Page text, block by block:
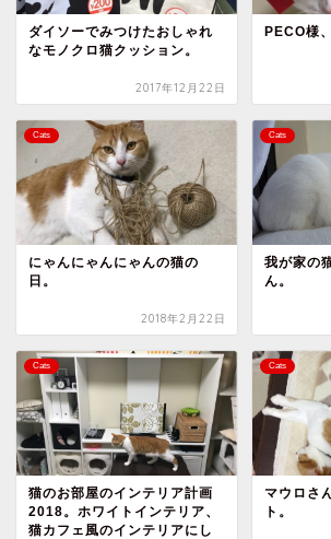
ダイソーでみつけたおしゃれ
なモノクロ猫クッション。
2017年12月22日
PECO様
Cats
にゃんにゃんにゃんの猫の
日。
2018年2月22日
Cats
我が家の
ん。
Cats
猫のお部屋のインテリア計画
2018。ホワイトインテリア、
猫カフェ風のインテリアにし
Cats
マウロさ
ト。